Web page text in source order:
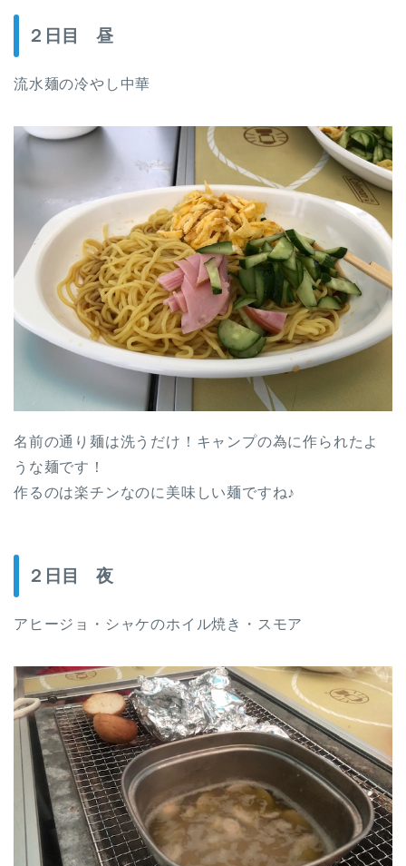
２日目 昼
流水麺の冷やし中華
名前の通り麺は洗うだけ！キャンプの為に作られたよ
うな麺です！
作るのは楽チンなのに美味しい麺ですね♪
２日目 夜
アヒージョ・シャケのホイル焼き・スモア